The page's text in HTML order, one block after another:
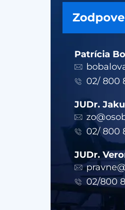
Patrícia
02/ 800
JUDr.
02/ 800
JUDr.
02/800